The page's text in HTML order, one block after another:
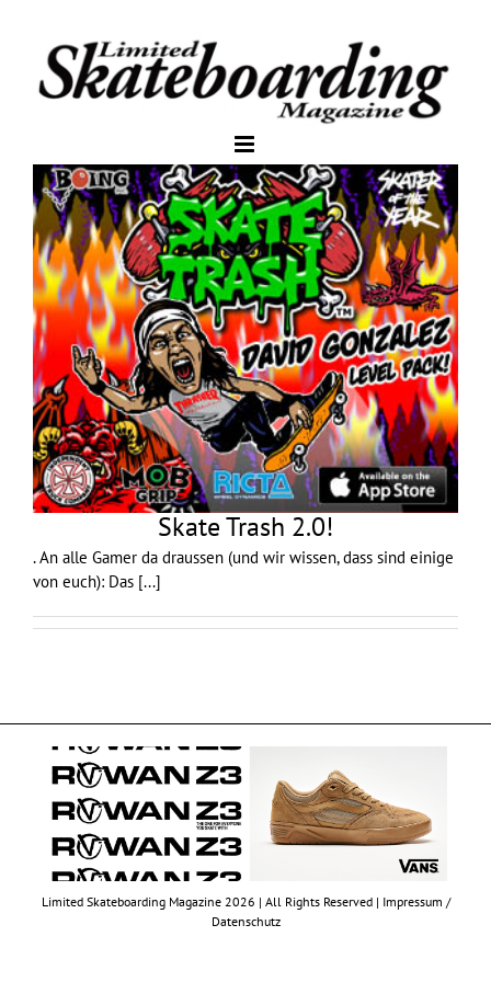
Skate Trash 2.0!
. An alle Gamer da draussen (und wir wissen, dass sind einige
von euch): Das [...]
Limited Skateboarding Magazine 2026 | All Rights Reserved | Impressum /
Datenschutz